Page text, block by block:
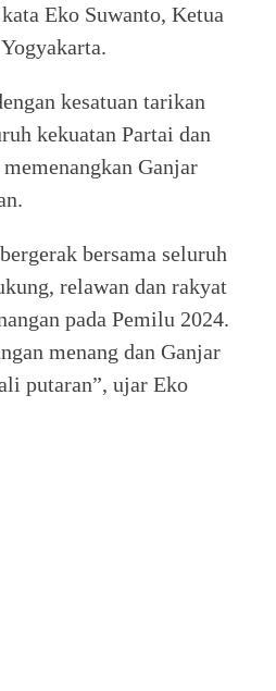
Eko Suwanto, Ketua
kesatuan tarikan
kekuatan Partai dan
Ganjar
bersama seluruh
relawan dan rakyat
pada Pemilu 2024.
menang dan Ganjar
putaran”, ujar Eko